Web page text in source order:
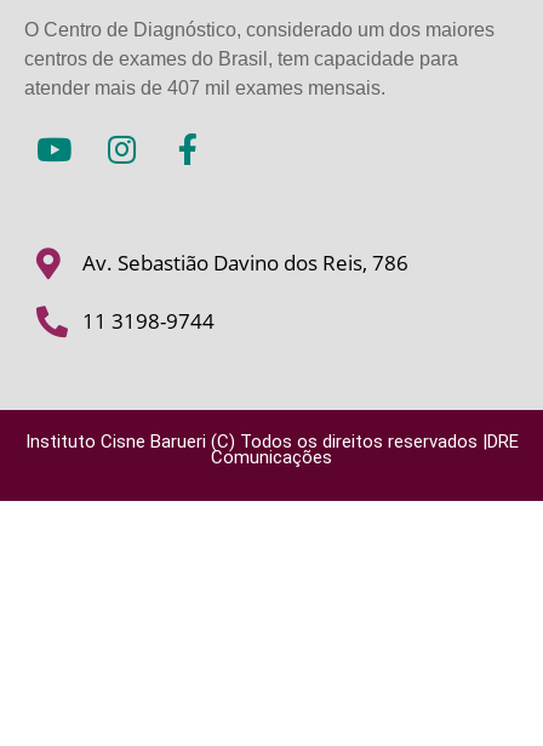
O Centro de Diagnóstico, considerado um dos maiores
centros de exames do Brasil, tem capacidade para
atender mais de 407 mil exames mensais.
Av. Sebastião Davino dos Reis, 786
11 3198-9744
Instituto Cisne Barueri (C) Todos os direitos reservados |DRE
Comunicações